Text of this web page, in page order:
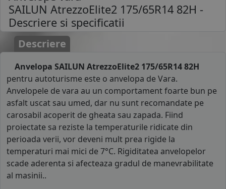
SAILUN AtrezzoElite2 175/65R14 82H -
Descriere si specificatii
Descriere
Anvelopa SAILUN AtrezzoElite2 175/65R14 82H
pentru autoturisme este o anvelopa de Vara.
Anvelopele de vara au un comportament foarte bun pe
asfalt uscat sau umed, dar nu sunt recomandate pe
carosabil acoperit de gheata sau zapada. Fiind
proiectate sa reziste la temperaturile ridicate din
perioada verii, vor deveni mult prea rigide la
temperaturi mai mici de 7°C. Rigiditatea anvelopelor
scade aderenta si afecteaza gradul de manevrabilitate
al masinii..